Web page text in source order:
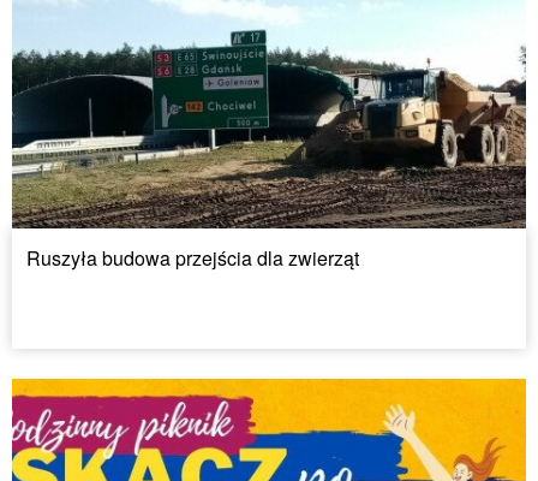
Ruszyła budowa przejścia dla zwierząt